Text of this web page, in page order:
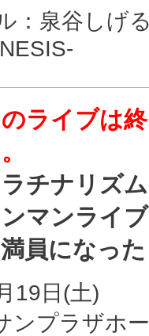
：泉谷しげ
ライブは
チナリズム
マンライブ
満員になっ
19日(土)
ンプラザホ